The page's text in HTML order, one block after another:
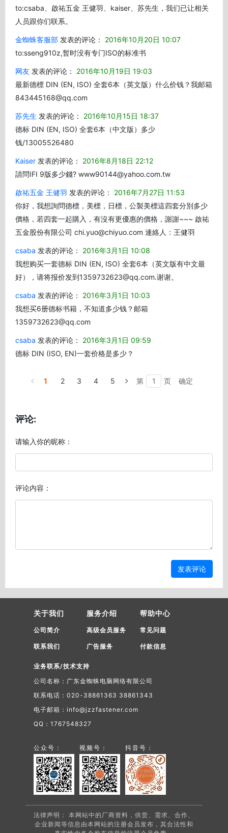
to:csaba、啟祐五金 王健羽、kaiser、苏先生，我们已让相关
人员跟你们联系。
金蜘蛛客服部 发表的评论： 2016年10月20日 10:07
to:sseng910z,暂时没有专门ISO的标准书
网友 发表的评论： 2016年10月19日 19:03
最新德標 DIN (EN, ISO) 全套6本（英文版）什么价钱？我邮箱
843445168@qq.com
苏先生 发表的评论： 2016年10月15日 18:37
德标 DIN (EN, ISO) 全套6本（中文版）多少
钱/13005526480
Kaiser 发表的评论： 2016年8月18日 22:12
請問IFI 9版多少錢? www90144@yahoo.com.tw
啟祐五金 王健羽 发表的评论： 2016年7月27日 11:53
你好，我想詢問德標，美標，日標，公製美標這四套分別多少
價格，若四套一起購入，有沒有更優惠的價格，謝謝~~~ 啟祐
五金股份有限公司 chi.yuo@chiyuo.com 連絡人：王健羽
csaba 发表的评论： 2016年3月1日 10:08
我想购买一套德标 DIN (EN, ISO) 全套6本（英文版有中文最
好），请将报价发到1359732623@qq.com.谢谢。
csaba 发表的评论： 2016年3月1日 10:03
我想买6册德标书籍，不知道多少钱？邮箱
1359732623@qq.com
csaba 发表的评论： 2016年3月1日 09:59
德标 DIN (ISO, EN)一套价格是多少？
1 2 3 4 5 第 页 确定
评论:
请输入你的昵称：
评论内容：
发表评论
关于我们
公司简介
联系我们
服务介绍
高级会员服务
广告服务
帮助中心
常见问题
付款信息
业务联系/技术支持
公司名称：广东金蜘蛛电脑网络有限公司
联系电话：020-38861363 38861343
电子邮箱：info@jzzfastener.com
QQ：1767548327
公众号： 视频号： 抖音号：
法律声明： 本网站中的厂商资料，供货、需求、合作、
企业新闻等信息由本网站的注册会员发布，其合法性和